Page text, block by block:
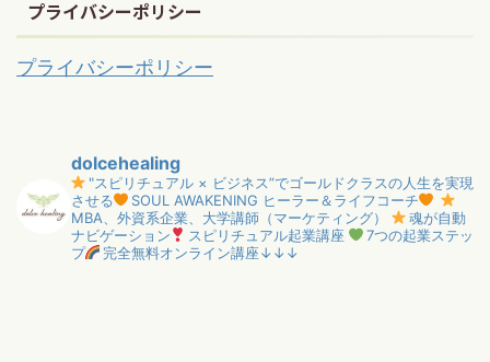
プライバシーポリシー
プライバシーポリシー
dolcehealing
"スピリチュアル × ビジネス”でゴールドクラスの人生を実現
させる
SOUL AWAKENING ヒーラー＆ライフコーチ
MBA、外資系企業、大学講師（マーケティング）
魂が自動
ナビゲーション
スピリチュアル起業講座
7つの起業ステッ
プ
完全無料オンライン講座↓↓↓